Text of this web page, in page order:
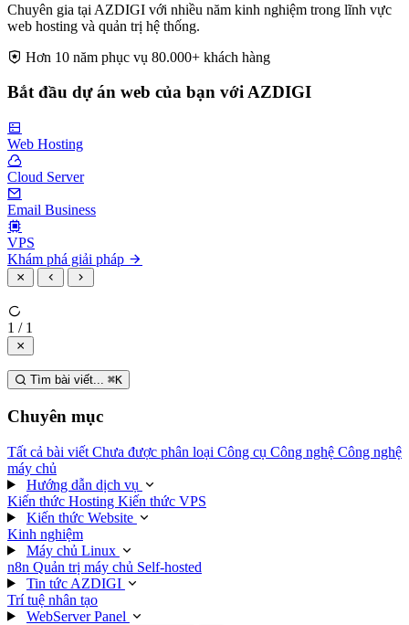
Chuyên gia tại AZDIGI với nhiều năm kinh nghiệm trong lĩnh vực
web hosting và quản trị hệ thống.
Hơn 10 năm phục vụ 80.000+ khách hàng
Bắt đầu dự án web của bạn với AZDIGI
Web Hosting
Cloud Server
Email Business
VPS
Khám phá giải pháp
1 / 1
Tìm bài viết... ⌘K
Chuyên mục
Tất cả bài viết Chưa được phân loại Công cụ Công nghệ Công nghệ
máy chủ
Hướng dẫn dịch vụ
Kiến thức Hosting Kiến thức VPS
Kiến thức Website
Kinh nghiệm
Máy chủ Linux
n8n Quản trị máy chủ Self-hosted
Tin tức AZDIGI
Trí tuệ nhân tạo
WebServer Panel